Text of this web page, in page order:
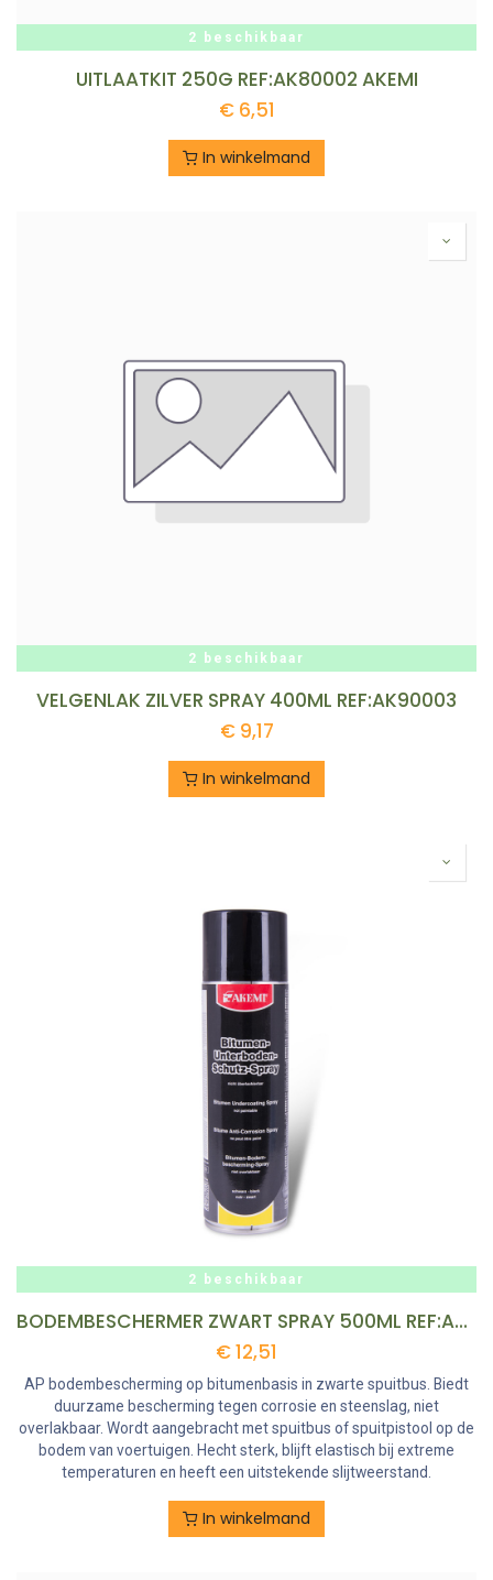
2 beschikbaar
UITLAATKIT 250G REF:AK80002 AKEMI
€ 6,51
In winkelmand
2 beschikbaar
VELGENLAK ZILVER SPRAY 400ML REF:AK90003
€ 9,17
In winkelmand
2 beschikbaar
BODEMBESCHERMER ZWART SPRAY 500ML REF:AK90010 AKEMI
€12,51
AP bodembescherming op bitumenbasis in zwarte spuitbus. Biedt
duurzame bescherming tegen corrosie en steenslag, niet
overlakbaar. Wordt aangebracht met spuitbus of spuitpistool op de
bodem van voertuigen. Hecht sterk, blijft elastisch bij extreme
temperaturen en heeft een uitstekende slijtweerstand.
In winkelmand